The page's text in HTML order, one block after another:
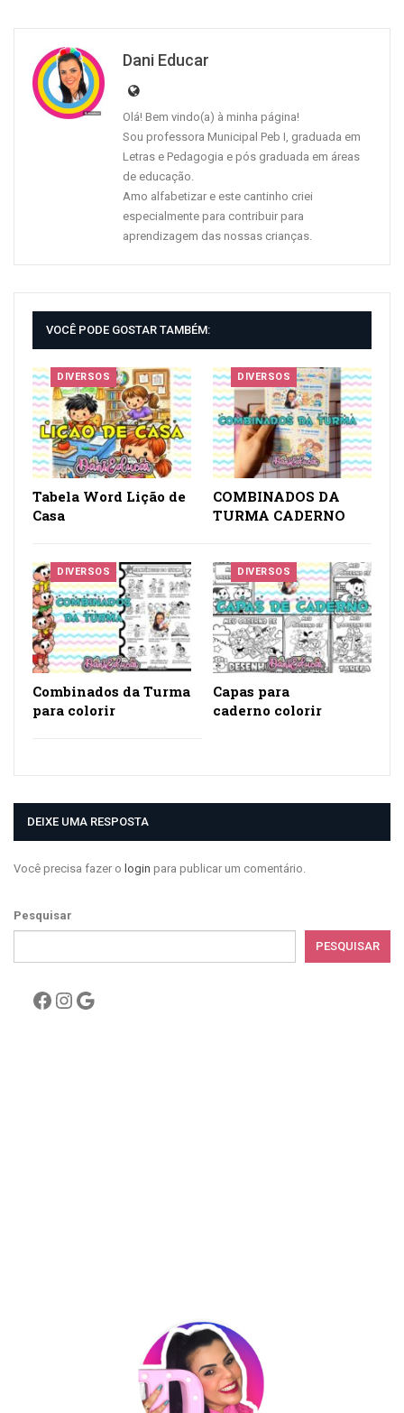
Dani Educar
Olá! Bem vindo(a) à minha página!
Sou professora Municipal Peb I, graduada em
Letras e Pedagogia e pós graduada em áreas
de educação.
Amo alfabetizar e este cantinho criei
especialmente para contribuir para
aprendizagem das nossas crianças.
VOCÊ PODE GOSTAR TAMBÉM:
DIVERSOS
Tabela Word Lição de
Casa
DIVERSOS
COMBINADOS DA
TURMA CADERNO
DIVERSOS
Combinados da Turma
para colorir
DIVERSOS
Capas para
caderno colorir
DEIXE UMA RESPOSTA
Você precisa fazer o login para publicar um comentário.
Pesquisar
PESQUISAR
Facebook
Instagram
Google